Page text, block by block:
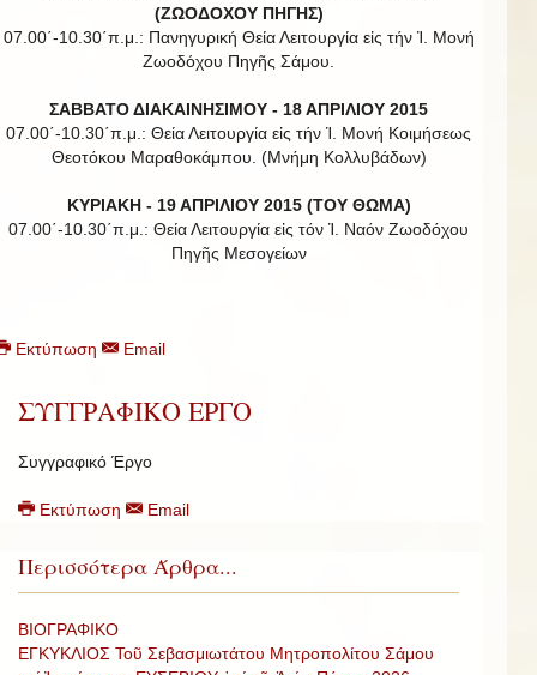
(ΖΩΟΔΟΧΟΥ ΠΗΓΗΣ)
07.00΄-10.30΄π.μ.: Πανηγυρική Θεία Λειτουργία εἰς τήν Ἱ. Μονή
Ζωοδόχου Πηγῆς Σάμου.
ΣΑΒΒΑΤΟ ΔΙΑΚΑΙΝΗΣΙΜΟΥ - 18 ΑΠΡΙΛΙΟΥ 2015
07.00΄-10.30΄π.μ.: Θεία Λειτουργία εἰς τήν Ἱ. Μονή Κοιμήσεως
Θεοτόκου Μαραθοκάμπου. (Μνήμη Κολλυβάδων)
ΚΥΡΙΑΚΗ - 19 ΑΠΡΙΛΙΟΥ 2015 (ΤΟΥ ΘΩΜΑ)
07.00΄-10.30΄π.μ.: Θεία Λειτουργία εἰς τόν Ἱ. Ναόν Ζωοδόχου
Πηγῆς Μεσογείων
Εκτύπωση Email
ΣΥΓΓΡΑΦΙΚΟ ΕΡΓΟ
Συγγραφικό Έργο
Εκτύπωση Email
Περισσότερα Άρθρα...
ΒΙΟΓΡΑΦΙΚΟ
ΕΓΚΥΚΛΙΟΣ Τοῦ Σεβασμιωτάτου Μητροπολίτου Σάμου